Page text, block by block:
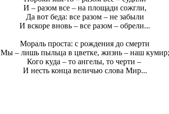
И – разом все – на площади сожгли,
Да вот беда: все разом – не забыли
И вскоре вновь – все разом – обрели...
Мораль проста: с рождения до смерти
Мы – лишь пыльца в цветке, жизнь – наш кумир;
Кого куда – то ангелы, то черти –
И несть конца величью слова Мир...